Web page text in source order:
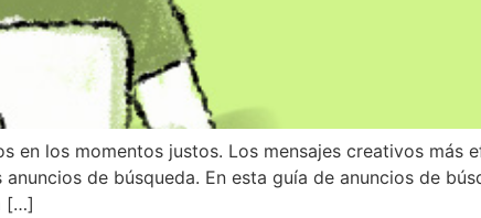
en los momentos justos. Los mensajes creativos más
de búsqueda. En esta guía de anuncios de
[…]